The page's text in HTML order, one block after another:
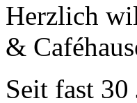
Herzlich
&
Seit fast